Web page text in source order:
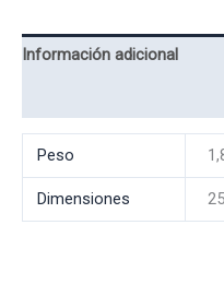
Información adicional
Peso
Dimensiones